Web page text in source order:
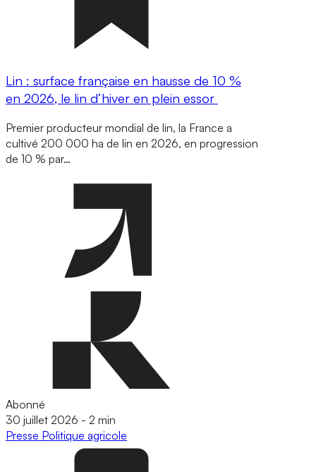
Lin : surface française en hausse de 10 %
en 2026, le lin d’hiver en plein essor
Premier producteur mondial de lin, la France a
cultivé 200 000 ha de lin en 2026, en progression
de 10 % par…
Abonné
30 juillet 2026 - 2 min
Presse Politique agricole